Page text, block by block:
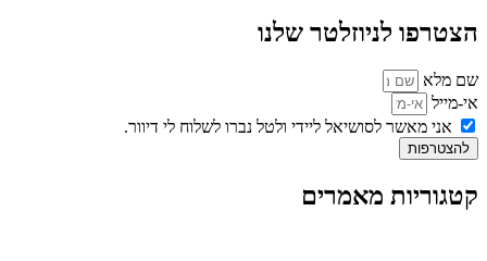
הצטרפו לניוזלטר שלנו
שם מלא
אי-מייל
אני מאשר לסושיאל ליידי ולטל נברו לשלוח לי דיוור.
להצטרפות
קטגוריות מאמרים